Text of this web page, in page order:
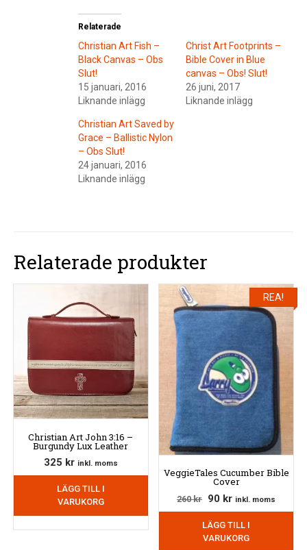
Relaterade
Christian Art Fish –
Black Canvas – Obs
Slut!
15 januari, 2016
Liknande inlägg
Christ Art Footprints –
Bible Cover in Blue
canvas – Obs! Slut!
26 juni, 2017
Liknande inlägg
Christian Art Saved by
Grace – Ballistic Nylon
– Obs Slut!
24 januari, 2016
Liknande inlägg
Relaterade produkter
Christian Art John 3:16 –
Burgundy Lux Leather
325 kr inkl. moms
LÄGG TILL I
VARUKORG
REA!
VeggieTales Cucumber Bible
Cover
260kr Det
ursprungliga
priset
var:
90 krDet
nuvarande
priset
är:
inkl. moms
LÄGG TILL I
VARUKORG